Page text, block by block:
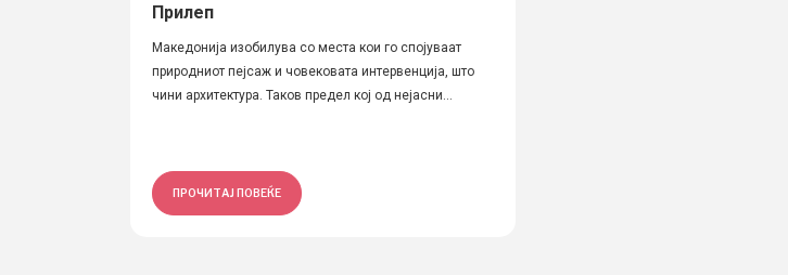
Прилеп
Македонија изобилува со места кои го спојуваат
природниот пејсаж и човековата интервенција, што
чини архитектура. Таков предел кој од нејасни...
ПРОЧИТАЈ ПОВЕЌЕ